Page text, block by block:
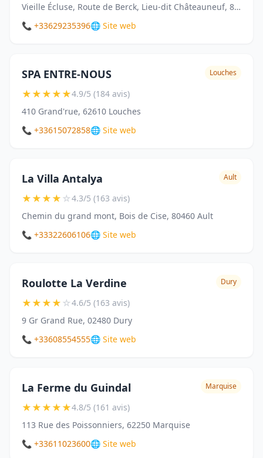
Vieille Écluse, Route de Berck, Lieu-dit Châteauneuf, 80120 Quend
📞 +33629235396🌐 Site web
SPA ENTRE-NOUS Louches
★★★★★4.9/5 (184 avis)
410 Grand'rue, 62610 Louches
📞 +33615072858🌐 Site web
La Villa Antalya Ault
★★★★☆4.3/5 (163 avis)
Chemin du grand mont, Bois de Cise, 80460 Ault
📞 +33322606106🌐 Site web
Roulotte La Verdine Dury
★★★★☆4.6/5 (163 avis)
9 Gr Grand Rue, 02480 Dury
📞 +33608554555🌐 Site web
La Ferme du Guindal Marquise
★★★★★4.8/5 (161 avis)
113 Rue des Poissonniers, 62250 Marquise
📞 +33611023600🌐 Site web